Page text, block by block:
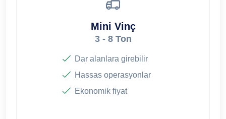
Mini Vinç
3 - 8 Ton
Dar alanlara girebilir
Hassas operasyonlar
Ekonomik fiyat